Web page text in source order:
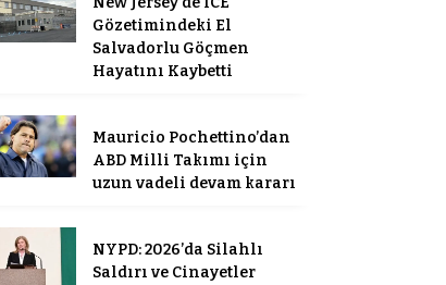
Gözetimindeki El
Salvadorlu Göçmen
Hayatını Kaybetti
Mauricio Pochettino’dan
ABD Milli Takımı için
uzun vadeli devam kararı
NYPD: 2026’da Silahlı
Saldırı ve Cinayetler